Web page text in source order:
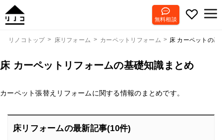
無料相談
リノコトップ 床リフォーム カーペットリフォーム 床 カーペットの基
床 カーペットリフォームの基礎知識まとめ
カーペット張替えリフォームに関する情報のまとめです。
床リフォームの最新記事(10件)